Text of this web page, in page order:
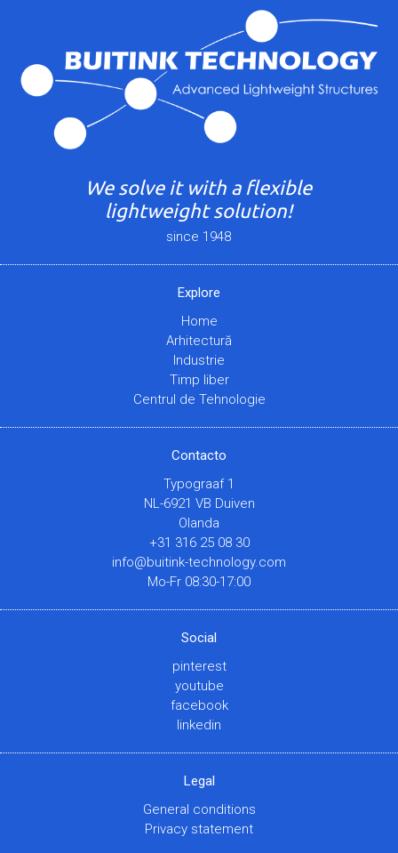
We solve it with a flexible
lightweight solution!
since 1948
Explore
Home
Arhitectură
Industrie
Timp liber
Centrul de Tehnologie
Contacto
Typograaf 1
NL-6921 VB Duiven
Olanda
+31 316 25 08 30
info@buitink-technology.com
Mo-Fr 08:30-17:00
Social
pinterest
youtube
facebook
linkedin
Legal
General conditions
Privacy statement